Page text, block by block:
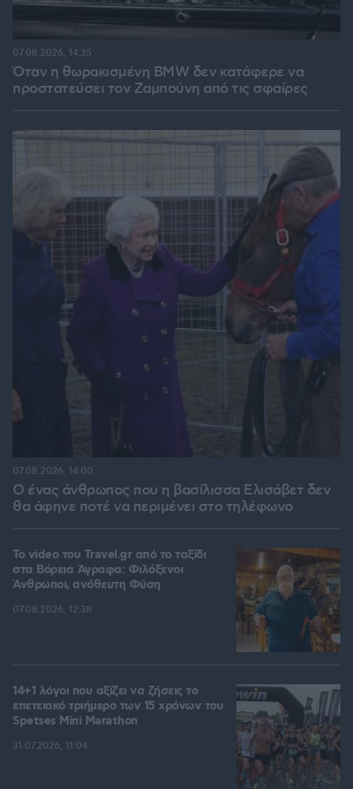
Όταν η θωρακισμένη BMW δεν κατάφερε να
προστατεύσει τον Ζαμπούνη από τις σφαίρες
07.08.2026, 14:35
Ο ένας άνθρωπος που η βασίλισσα Ελισάβετ δεν
θα άφηνε ποτέ να περιμένει στο τηλέφωνο
07.08.2026, 14:00
To video του Travel.gr από το ταξίδι
στα Βόρεια Άγραφα: Φιλόξενοι
Άνθρωποι, ανόθευτη Φύση
07.08.2026, 12:38
14+1 λόγοι που αξίζει να ζήσεις το
επετειακό τριήμερο των 15 χρόνων του
Spetses Mini Marathon
31.07.2026, 11:04